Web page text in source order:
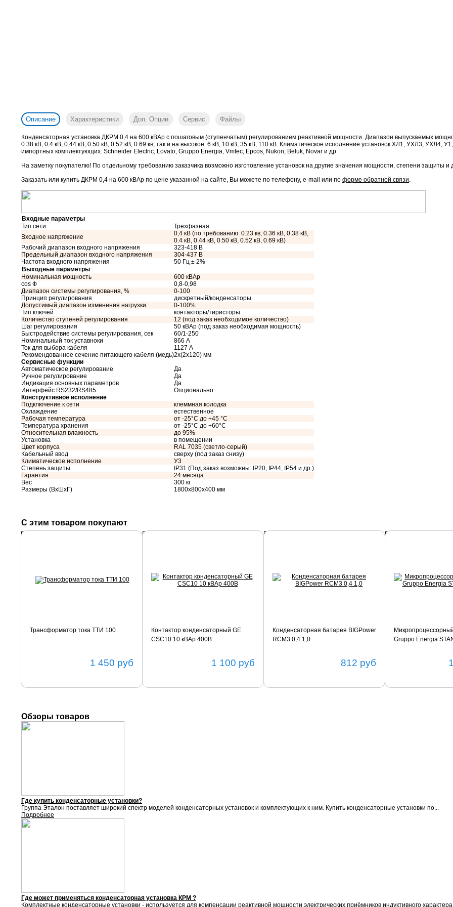
Описание Характеристики Доп. Опции Сервис Файлы
Конденсаторная установка ДКРМ 0,4 на 600 кВАр с пошаговым (ступенчатым) регулированием реактивной мощности. Диапазон выпускаемых
0.38 кВ, 0.4 кВ, 0.44 кВ, 0.50 кВ, 0.52 кВ, 0.69 кв, так и на высокое: 6 кВ, 10 кВ, 35 кВ, 110 кВ. Климатическое исполнение установок ХЛ1, УХЛ3, УХЛ4,
импортных комплектующих: Schneider Electric, Lovato, Gruppo Energia, Vmtec, Epcos, Nukon, Beluk, Novar и др.
На заметку покупателю! По отдельному требованию заказчика возможно изготовление установок на другие значения мощности, степени защиты и
Заказать или купить ДКРМ 0,4 на 600 кВАр по цене указанной на сайте, Вы можете по телефону, e-mail или по форме обратной связи.
Входные параметры
Тип сети
Трехфазная
Входное напряжение
0,4 кВ (по требованию: 0.23 кв, 0.36 кВ, 0.38 кВ,
0.4 кВ, 0.44 кВ, 0.50 кВ, 0.52 кВ, 0.69 кВ)
Рабочий диапазон входного напряжения
323-418 В
Предельный диапазон входного напряжения
304-437 В
Частота входного напряжения
50 Гц ± 2%
Выходные параметры
Номинальная мощность
600 кВАр
cos Ф
0,8-0,98
Диапазон системы регулирования, %
0-100
Принцип регулирования
дискретный/конденсаторы
Допустимый диапазон изменения нагрузки
0-100%
Тип ключей
контакторы/тиристоры
Количество ступеней регулирования
12 (под заказ необходимое количество)
Шаг регулирования
50 кВАр (под заказ необходимая мощность)
Быстродействие системы регулирования, сек
60/1-250
Номинальный ток уставноки
866 А
Ток для выбора кабеля
1127 А
Рекомендованное сечение питающего кабеля (медь)2x(2x120) мм
Сервисные функции
Автоматическое регулирование
Да
Ручное регулирование
Да
Индикация основных параметров
Да
Интерфейс RS232/RS485
Опционально
Конструктивное исполнение
Подключение к сети
клеммная колодка
Охлаждение
естественное
Рабочая температура
от -25°C до +45 °C
Температура хранения
от -25°C до +60°C
Относительная влажность
до 95%
Установка
в помещении
Цвет корпуса
RAL 7035 (светло-серый)
Кабельный ввод
сверху (под заказ снизу)
Климатическое исполнение
У3
Степень защиты
IP31 (Под заказ возможны: IP20, IP44, IP54 и др.)
Гарантия
24 месяца
Вес
300 кг
Размеры (ВхШхГ)
1800х800х400 мм
С этим товаром покупают
Трансформатор тока ТТИ 100
1 450 руб
Подробнее
Контактор конденсаторный GE
CSC10 10 кВАр 400В
1 100 руб
Подробнее
Конденсаторная батарея BIGPower
RCM3 0,4 1,0
812 руб
Подробнее
Gruppo Energia
Подробнее
Обзоры товаров
Где купить конденсаторные установки?
Группа Эталон поставляет широкий спектр моделей конденсаторных установок и комплектующих к ним. Купить конденсаторные установки по...
Подробнее
Где может применяться конденсаторная установка КРМ ?
Комплектные конденсаторные установки - используется для компенсации реактивной мощности электрических приёмников индуктивного